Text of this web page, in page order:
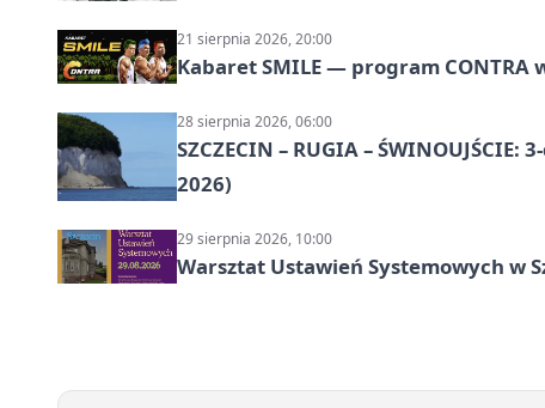
21 sierpnia 2026, 20:00
Kabaret SMILE — program CONTRA
28 sierpnia 2026, 06:00
SZCZECIN – RUGIA –
2026)
29 sierpnia 2026, 10:00
Warsztat Ustawień Systemowych w